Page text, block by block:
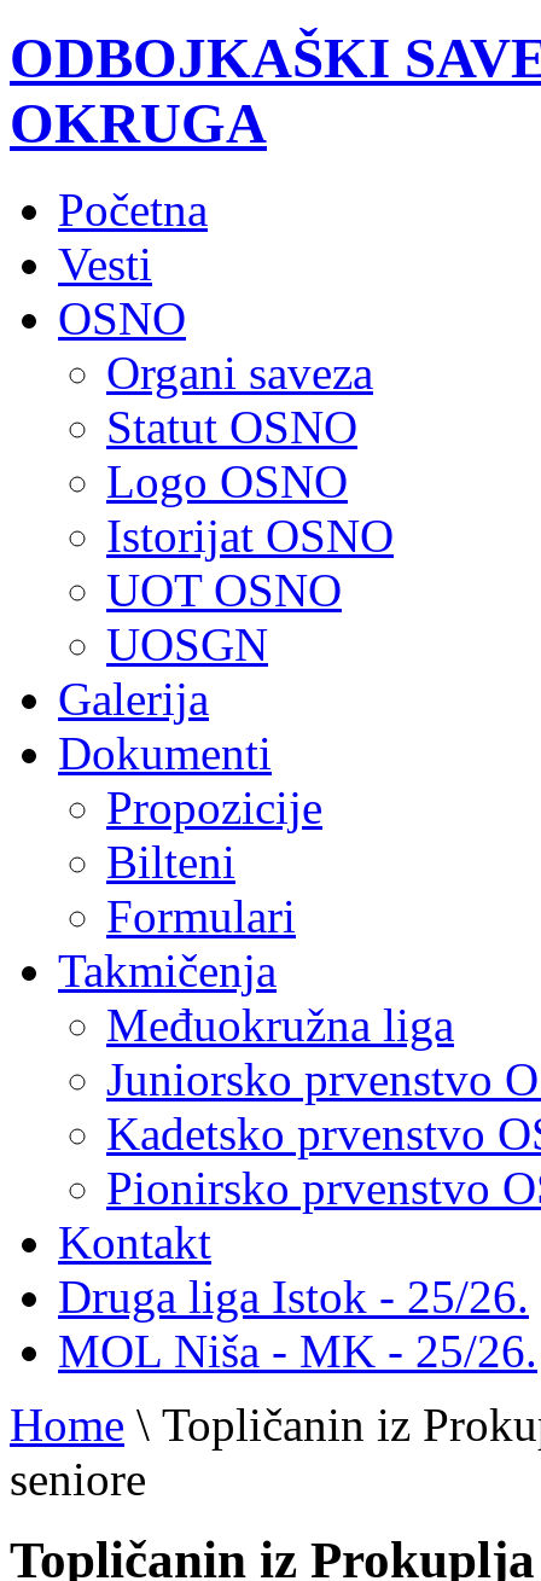
ODBOJKAŠKI
OKRUGA
Početna
Vesti
OSNO
Organi saveza
Statut OSNO
Logo OSNO
Istorijat OSNO
UOT OSNO
UOSGN
Galerija
Dokumenti
Propozicije
Bilteni
Formulari
Takmičenja
Međuokružna liga
Juniorsko prvenstvo
Kadetsko prvenstvo
Pionirsko prvenstvo
Kontakt
Druga liga Istok - 25/26.
MOL Niša - MK - 25/26.
Home \ Topličanin iz
seniore
Topličanin iz